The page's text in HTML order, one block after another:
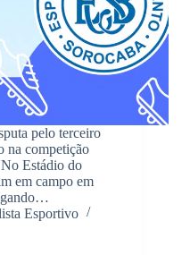
pelo terceiro
na competição
Estádio do
em campo em
Esportivo